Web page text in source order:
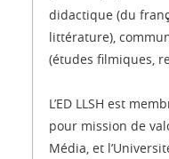
didactique (du
littérature),
(études filmiques,
L’ED LLSH est
pour mission de
Média, et